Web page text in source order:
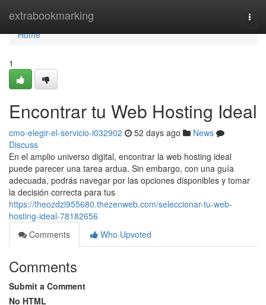
extrabookmarking
Home
Home
1
Encontrar tu Web Hosting Ideal
cmo-elegir-el-servicio-i032902 52 days ago
News
Discuss
En el amplio universo digital, encontrar la web hosting ideal
puede parecer una tarea ardua. Sin embargo, con una guía
adecuada, podrás navegar por las opciones disponibles y tomar
la decisión correcta para tus
https://theozdzl955680.thezenweb.com/seleccionar-tu-web-
hosting-ideal-78182656
Comments
Who Upvoted
Comments
Submit a Comment
No HTML